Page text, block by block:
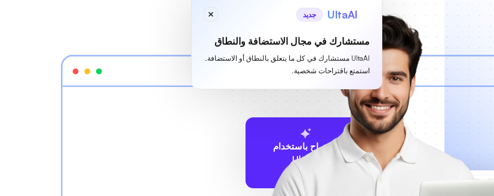
UltaAI جديد
مستشارك في مجال الاستضافة والنطاق
UltaAI مستشارك في كل ما يتعلق بالنطاق أو الاستضافة.
استمتع باقتراحات شخصية.
الاقتراح باستخدام
UltaAI
متاح!